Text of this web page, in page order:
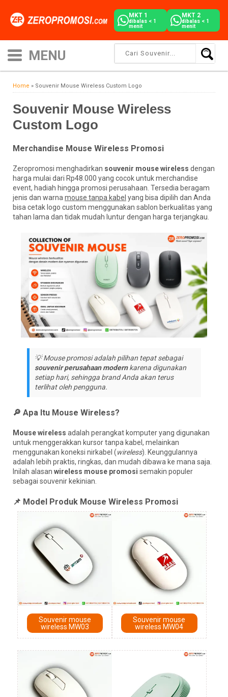
MKT 1
dibalas < 1
menit
MKT 2
dibalas < 1
menit
Home » Souvenir Mouse Wireless Custom Logo
Souvenir Mouse Wireless
Custom Logo
Merchandise Mouse Wireless Promosi
Zeropromosi menghadirkan souvenir mouse wireless dengan
harga mulai dari Rp48.000 yang cocok untuk merchandise
event, hadiah hingga promosi perusahaan. Tersedia beragam
jenis dan warna mouse tanpa kabel yang bisa dipilih dan Anda
bisa cetak logo custom menggunakan sablon berkualitas yang
tahan lama dan tidak mudah luntur dengan harga terjangkau.
💡 Mouse promosi adalah pilihan tepat sebagai
souvenir perusahaan modernkarena digunakan
setiap hari, sehingga brand Anda akan terus
terlihat oleh pengguna.
🔎 Apa Itu Mouse Wireless?
Mouse wireless adalah perangkat komputer yang digunakan
untuk menggerakkan kursor tanpa kabel, melainkan
menggunakan koneksi nirkabel (wireless). Keunggulannya
adalah lebih praktis, ringkas, dan mudah dibawa ke mana saja.
Inilah alasan wireless mouse promosi semakin populer
sebagai souvenir kekinian.
📌 Model Produk Mouse Wireless Promosi
Souvenir mouse
wireless MW03
Souvenir mouse
wireless MW04